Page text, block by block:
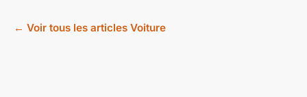
← Voir tous les articles Voiture